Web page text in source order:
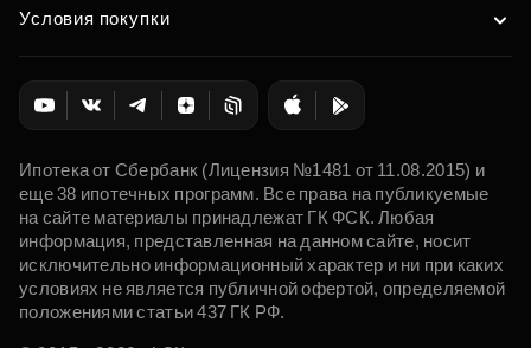
Условия покупки
Ипотека от Сбербанк (Лицензия №1481 от 11.08.2015) и
еще 38 ипотечных программ. Все права на публикуемые
на сайте материалы принадлежат ГК ФСК. Любая
информация, представленная на данном сайте, носит
исключительно информационный характер и ни при каких
условиях не является публичной офертой, определяемой
положениями статьи 437 ГК РФ.